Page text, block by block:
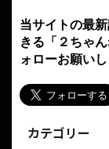
当サイトの最
きる「２ちゃ
ォローお願いし
カテゴリー